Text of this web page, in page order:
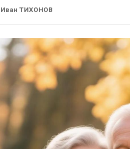
Иван ТИХОНОВ